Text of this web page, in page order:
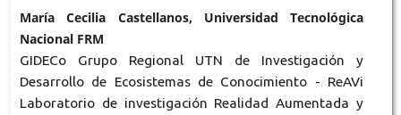
María Cecilia Castellanos, Universidad Tecnológica
Nacional FRM
GIDECo Grupo Regional UTN de Investigación y
Desarrollo de Ecosistemas de Conocimiento - ReAVi
Laboratorio de investigación Realidad Aumentada y